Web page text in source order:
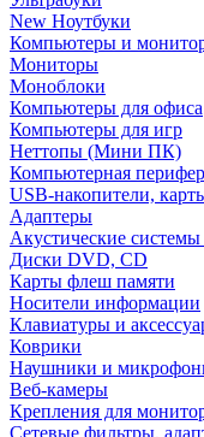
New Ноутбуки
Компьютеры и
Мониторы
Моноблоки
Компьютеры для офиса
Компьютеры для игр
Неттопы (Мини ПК)
Компьютерная
USB-накопители,
Адаптеры
Акустические
Диски DVD, CD
Карты флеш памяти
Носители информации
Клавиатуры и
Коврики
Наушники и
Веб-камеры
Крепления для
Сетевые фильтры,